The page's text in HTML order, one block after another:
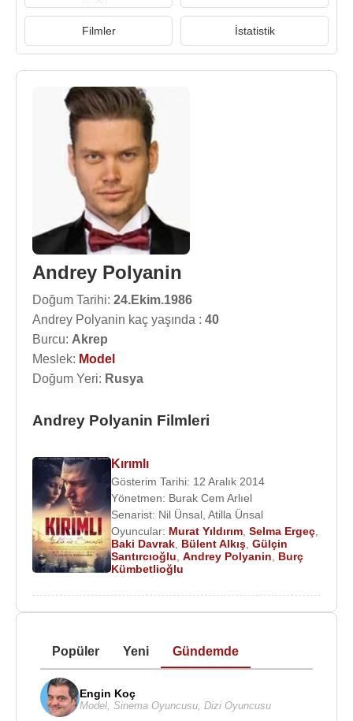
Filmler İstatistik
Andrey Polyanin
Doğum Tarihi: 24.Ekim.1986
Andrey Polyanin kaç yaşında : 40
Burcu: Akrep
Meslek: Model
Doğum Yeri: Rusya
Andrey Polyanin Filmleri
Kırımlı
Gösterim Tarihi: 12 Aralık 2014
Yönetmen: Burak Cem Arlıel
Senarist: Nil Ünsal Atilla Ünsal
Oyuncular: Murat Yıldırım Selma Ergeç
Baki Davrak Bülent Alkış Gülçin
Santırcıoğlu Andrey Polyanin
Burç
Kümbetlioğlu
Popüler Yeni Gündemde
Engin Koç
Model Sinema Oyuncusu Dizi Oyuncusu